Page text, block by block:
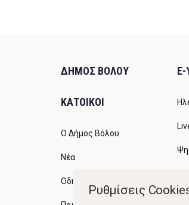
ΔΗΜΟΣ ΒΟΛΟΥ
ΚΑΤΟΙΚΟΙ
Ο Δήμος Βόλου
Νέα
Οδηγός του πολίτη
Ρυθμίσεις